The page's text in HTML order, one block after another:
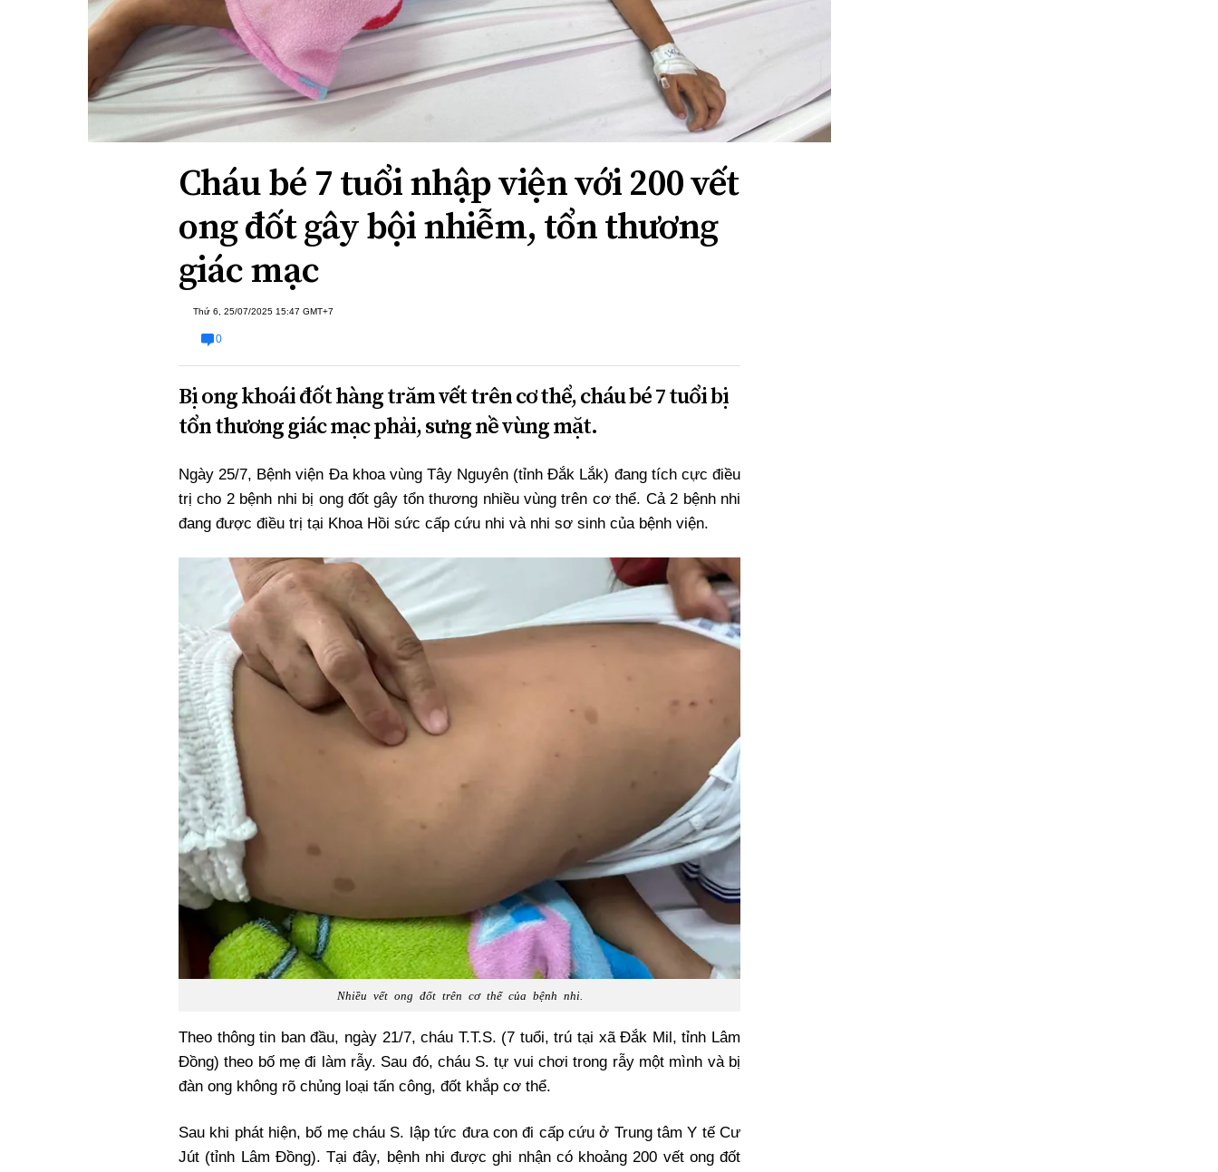
Xi nhan Trái Phải
Bạn đọc viết
Cháu bé 7 tuổi nhập viện với 200 vết
ong đốt gây bội nhiễm, tổn thương
giác mạc
Thứ 6, 25/07/2025 15:47 GMT+7
0
Bị ong khoái đốt hàng trăm vết trên cơ thể, cháu bé 7 tuổi bị
tổn thương giác mạc phải, sưng nề vùng mặt.
Ngày 25/7, Bệnh viện Đa khoa vùng Tây Nguyên (tỉnh Đắk Lắk) đang tích cực điều
trị cho 2 bệnh nhi bị ong đốt gây tổn thương nhiều vùng trên cơ thể. Cả 2 bệnh nhi
đang được điều trị tại Khoa Hồi sức cấp cứu nhi và nhi sơ sinh của bệnh viện.
Nhiều vết ong đốt trên cơ thể của bệnh nhi.
Theo thông tin ban đầu, ngày 21/7, cháu T.T.S. (7 tuổi, trú tại xã Đắk Mil, tỉnh Lâm
Đồng) theo bố mẹ đi làm rẫy. Sau đó, cháu S. tự vui chơi trong rẫy một mình và bị
đàn ong không rõ chủng loại tấn công, đốt khắp cơ thể.
Sau khi phát hiện, bố mẹ cháu S. lập tức đưa con đi cấp cứu ở Trung tâm Y tế Cư
Jút (tỉnh Lâm Đồng). Tại đây, bệnh nhi được ghi nhận có khoảng 200 vết ong đốt